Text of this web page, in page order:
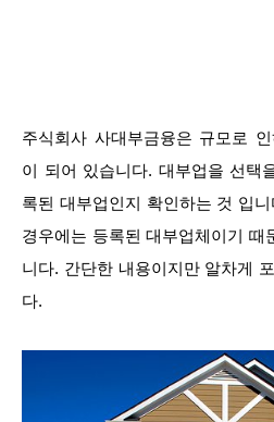
주식회사 사대부금융은 규모로
이 되어 있습니다. 대부업을 선택
록된 대부업인지 확인하는 것 입
경우에는 등록된 대부업체이기 때
니다. 간단한 내용이지만 알차게
다.